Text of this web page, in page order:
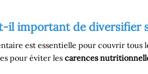
il important de diversifier
est essentielle pour couvrir
pour éviter lescarences